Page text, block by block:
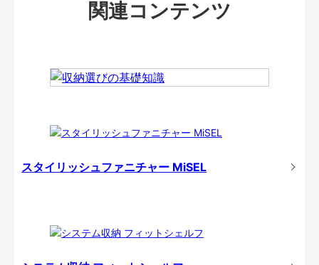
関連コンテンツ
スタイリッシュファニチャー MiSEL